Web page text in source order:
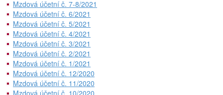
Mzdová účetní č. 7-8/2021
Mzdová účetní č. 6/2021
Mzdová účetní č. 5/2021
Mzdová účetní č. 4/2021
Mzdová účetní č. 3/2021
Mzdová účetní č. 2/2021
Mzdová účetní č. 1/2021
Mzdová účetní č. 12/2020
Mzdová účetní č. 11/2020
Mzdová účetní č. 10/2020